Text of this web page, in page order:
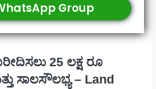
Group
25 ಲಕ್ಷ ರೂ
ಸಾಲಸೌಲಭ್ಯ – Land